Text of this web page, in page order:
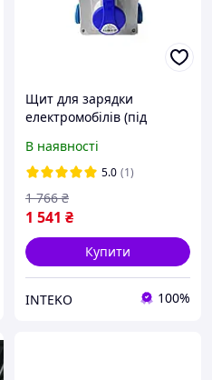
Щит для зарядки
електромобілів (під
вводу резервку) на 32А (7
кВт) Powbol ZI33S-X323
32А 3П + 2х220
В наявності
5.0 (1)
1 541 ₴
1 766 ₴
Купити
INTEKO 100%